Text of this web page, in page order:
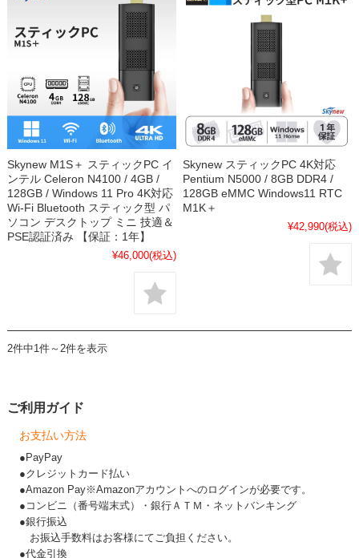
Skynew M1S＋ スティックPC イ
ンテル Celeron N4100 / 4GB /
128GB / Windows 11 Pro 4K対応
Wi-Fi Bluetooth スティック型 パ
ソコン デスクトップ ミニ 技適＆
PSE認証済み 【保証：1年】
¥46,000(税込)
Skynew スティックPC 4K対応
Pentium N5000 / 8GB DDR4 /
128GB eMMC Windows11 RTC
M1K＋
¥42,990(税込)
2件中1件～2件を表示
ご利用ガイド
お支払い方法
●PayPay
●クレジットカード払い
●Amazon Pay※Amazonアカウントへのログインが必要です。
●コンビニ（番号端末式）・銀行ＡＴＭ・ネットバンキング
●銀行振込
お振込手数料はお客様にてご負担ください。
●代金引換